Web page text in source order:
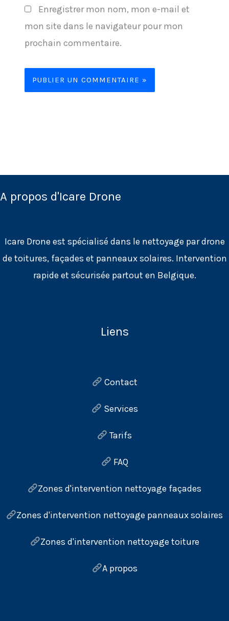
Enregistrer mon nom, mon e-mail et
mon site dans le navigateur pour mon
prochain commentaire.
A propos d'Icare Drone
Icare Drone est spécialisé dans le nettoyage par drone
de toitures, façades et panneaux solaires. Intervention
rapide et sécurisée partout en Belgique.
Liens
Contact
Services
Tarifs
FAQ
Zones d'intervention nettoyage façades
Zones d'intervention nettoyage panneaux solaires
Zones d'intervention nettoyage toiture
A propos